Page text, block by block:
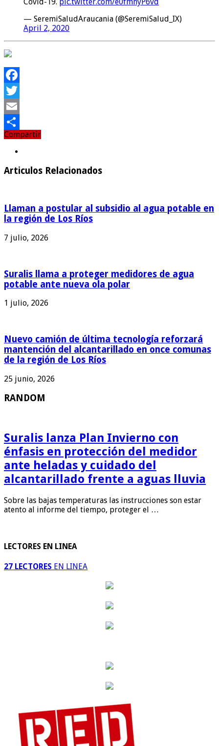
— SeremiSaludAraucania (@SeremiSalud_IX)
April 2, 2020
Facebook
Twitter
Email
Compartir
Compartir
Articulos Relacionados
Llaman a postular al subsidio al agua potable en
la región de Los Ríos
7 julio, 2026
Suralis llama a proteger medidores de agua
potable ante nueva ola polar
1 julio, 2026
Nuevo camión de última tecnología reforzará
mantención del alcantarillado en once comunas
de la región de Los Ríos
25 junio, 2026
RANDOM
Suralis lanza Plan Invierno con
énfasis en protección del medidor
ante heladas y cuidado del
alcantarillado frente a aguas lluvia
Sobre las bajas temperaturas las instrucciones son estar
atento al informe del tiempo, proteger el …
LECTORES EN LINEA
27 LECTORES EN LINEA